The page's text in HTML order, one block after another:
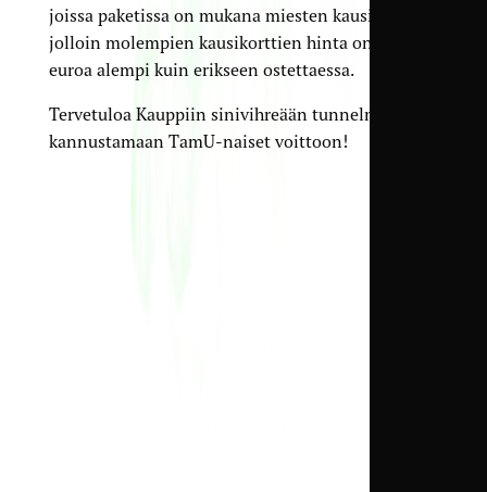
joissa paketissa on mukana miesten kausikortti,
jolloin molempien kausikorttien hinta on viisi
euroa alempi kuin erikseen ostettaessa.
Tervetuloa Kauppiin sinivihreään tunnelmaan
kannustamaan TamU-naiset voittoon!